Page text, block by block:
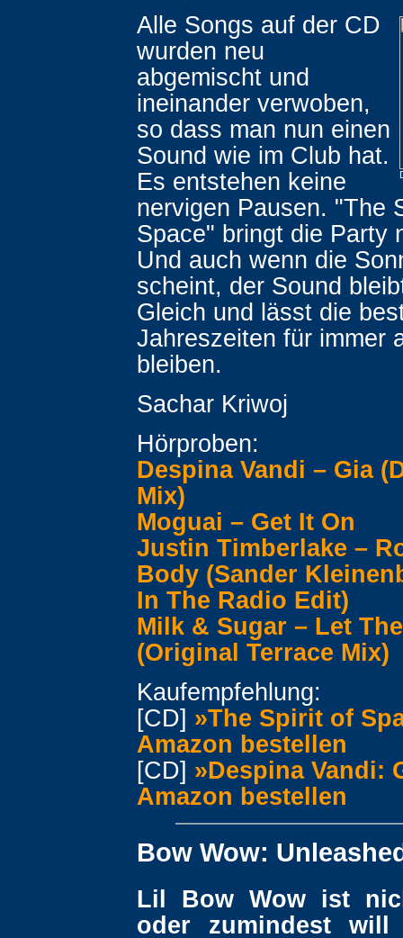
Alle Songs auf der CD
wurden neu
abgemischt und
ineinander verwoben,
so dass man nun einen
Sound wie im Club hat.
Es entstehen keine
nervigen Pausen. "The
Space" bringt die Party
Und auch wenn die
scheint, der Sound
Gleich und lässt die
Jahreszeiten für immer
bleiben.
Sachar Kriwoj
Hörproben:
Despina Vandi – Gia
Mix)
Moguai – Get It On
Justin Timberlake –
Body (Sander
In The Radio Edit)
Milk & Sugar – Let
(Original Terrace Mix)
Kaufempfehlung:
[CD] »The Spirit of
Amazon bestellen
[CD] »Despina Vandi:
Amazon bestellen
Bow Wow:
Lil Bow Wow ist
oder zumindest